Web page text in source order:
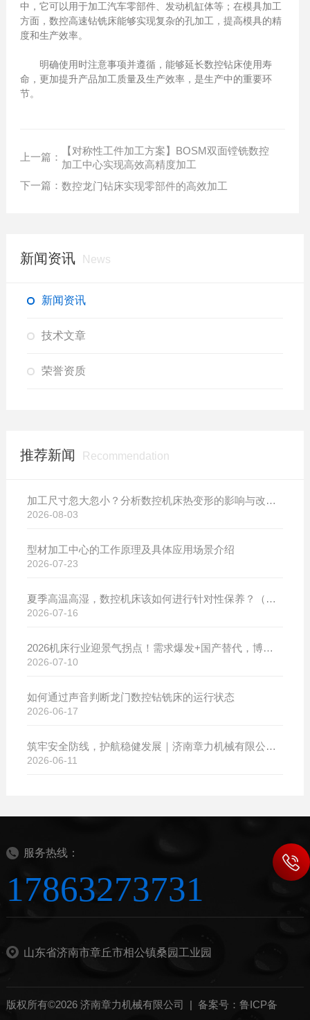
中，它可以用于加工汽车零部件、发动机缸体等；在模具加工
方面，数控高速钻铣床能够实现复杂的孔加工，提高模具的精
度和生产效率。
明确使用时注意事项并遵循，能够延长数控钻床使用寿
命，更加提升产品加工质量及生产效率，是生产中的重要环
节。
上一篇：
【对称性工件加工方案】BOSM双面镗铣数控
加工中心实现高效高精度加工
下一篇： 数控龙门钻床实现零部件的高效加工
新闻资讯 News
新闻资讯
技术文章
荣誉资质
推荐新闻 Recommendation
加工尺寸忽大忽小？分析数控机床热变形的影响与改善方案
2026-08-03
型材加工中心的工作原理及具体应用场景介绍
2026-07-23
夏季高温高湿，数控机床该如何进行针对性保养？（附冬夏维保异同对比）
2026-07-16
2026机床行业迎景气拐点！需求爆发+国产替代，博斯曼数控设备产销两旺发货忙
2026-07-10
如何通过声音判断龙门数控钻铣床的运行状态
2026-06-17
筑牢安全防线，护航稳健发展｜济南章力机械有限公司开展2026年安全生产月系列活动
2026-06-11
服务热线：
17863273731
山东省济南市章丘市相公镇桑园工业园
版权所有©2026 济南章力机械有限公司 | 备案号：鲁ICP备